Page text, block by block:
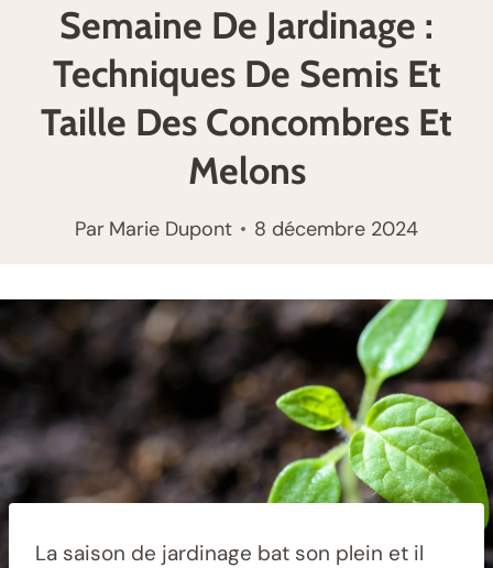
Semaine De Jardinage :
Techniques De Semis Et
Taille Des Concombres Et
Melons
Par Marie Dupont 8 décembre 2024
La saison de jardinage bat son plein et il